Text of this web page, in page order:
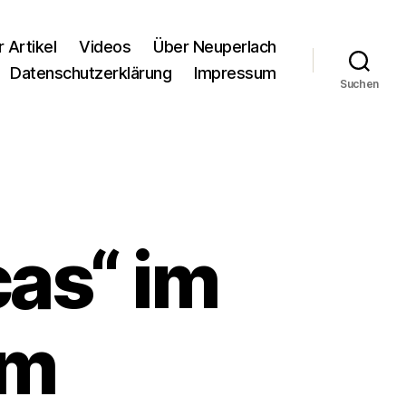
Artikel Videos
Über Neuperlach
Datenschutzerklärung Impressum
Suchen
im